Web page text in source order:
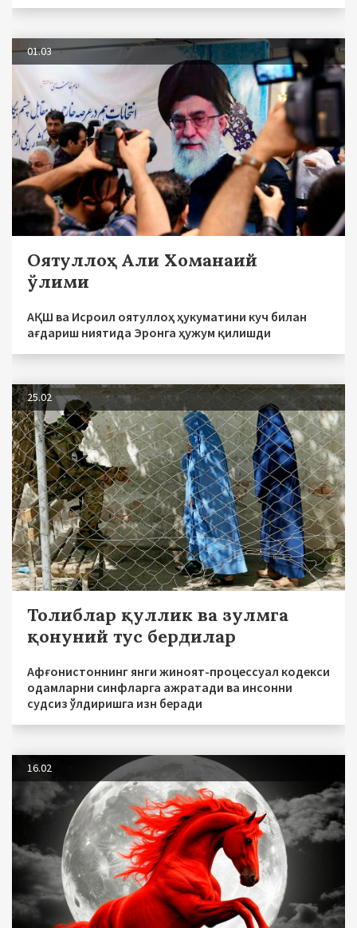
01.03
Оятуллоҳ Али Хоманаий
ўлими
АҚШ ва Исроил оятуллоҳ ҳукуматини куч билан
ағдариш ниятида Эронга ҳужум қилишди
25.02
Толиблар қуллик ва зулмга
қонуний тус бердилар
Афғонистоннинг янги жиноят-процессуал кодекси
одамларни синфларга ажратади ва инсонни
судсиз ўлдиришга изн беради
16.02